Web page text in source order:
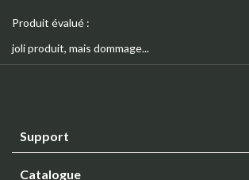
Produit évalué :
joli produit, mais dommage...
Support
Catalogue